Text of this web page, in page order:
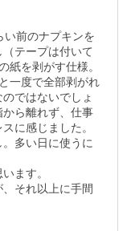
い前のナプキンを
テープは付いて
紙を剥がす仕様。
一度で全部剥がれ
ではないでしょ
ら離れず、仕事
に感じました。
多い日に使うに
ます。
それ以上に手間